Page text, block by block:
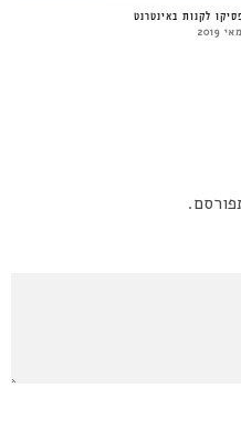
לקנות באינטרנט